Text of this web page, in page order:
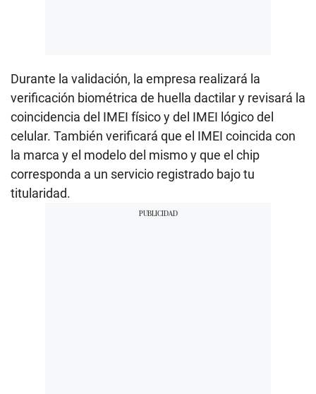
Durante la validación, la empresa realizará la
verificación biométrica de huella dactilar y revisará la
coincidencia del IMEI físico y del IMEI lógico del
celular. También verificará que el IMEI coincida con
la marca y el modelo del mismo y que el chip
corresponda a un servicio registrado bajo tu
titularidad.